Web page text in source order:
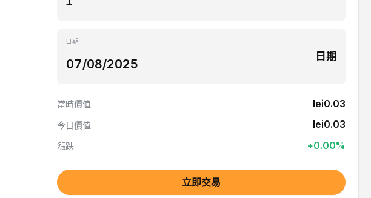
日期
日期
當時價值 lei0.03
今日價值 lei0.03
漲跌 +0.00%
立即交易